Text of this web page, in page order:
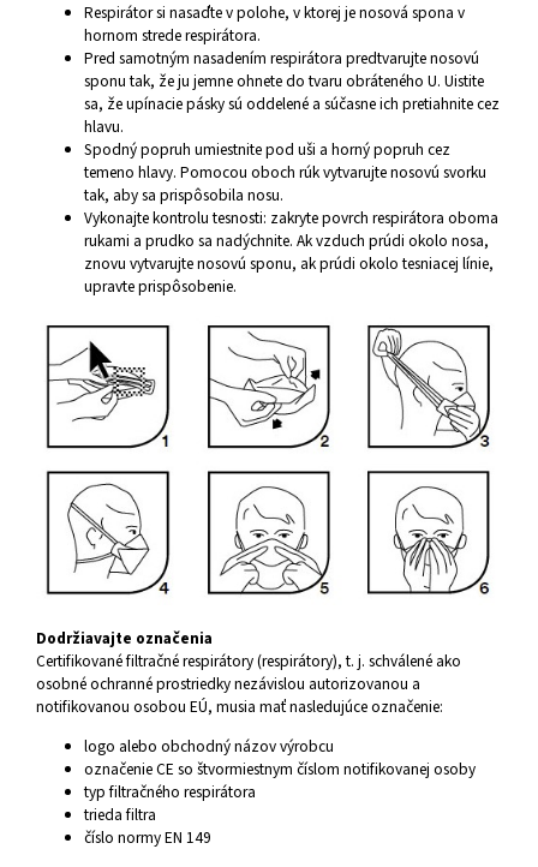
Respirátor si nasaďte v polohe, v ktorej je nosová spona v
hornom strede respirátora.
Pred samotným nasadením respirátora predtvarujte nosovú
sponu tak, že ju jemne ohnete do tvaru obráteného U. Uistite
sa, že upínacie pásky sú oddelené a súčasne ich pretiahnite cez
hlavu.
Spodný popruh umiestnite pod uši a horný popruh cez
temeno hlavy. Pomocou oboch rúk vytvarujte nosovú svorku
tak, aby sa prispôsobila nosu.
Vykonajte kontrolu tesnosti: zakryte povrch respirátora oboma
rukami a prudko sa nadýchnite. Ak vzduch prúdi okolo nosa,
znovu vytvarujte nosovú sponu, ak prúdi okolo tesniacej línie,
upravte prispôsobenie.
Dodržiavajte označenia
Certifikované filtračné respirátory (respirátory), t. j. schválené ako
osobné ochranné prostriedky nezávislou autorizovanou a
notifikovanou osobou EÚ, musia mať nasledujúce označenie:
logo alebo obchodný názov výrobcu
označenie CE so štvormiestnym číslom notifikovanej osoby
typ filtračného respirátora
trieda filtra
číslo normy EN 149